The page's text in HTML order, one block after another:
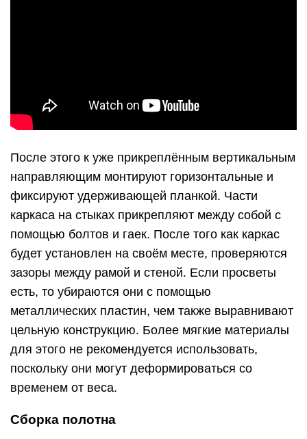
После этого к уже прикреплённым вертикальным
направляющим монтируют горизонтальные и
фиксируют удерживающей планкой. Части
каркаса на стыках прикрепляют между собой с
помощью болтов и гаек. После того как каркас
будет установлен на своём месте, проверяются
зазоры между рамой и стеной. Если просветы
есть, то убираются они с помощью
металлических пластин, чем также выравнивают
цельную конструкцию. Более мягкие материалы
для этого не рекомендуется использовать,
поскольку они могут деформироваться со
временем от веса.
Сборка полотна